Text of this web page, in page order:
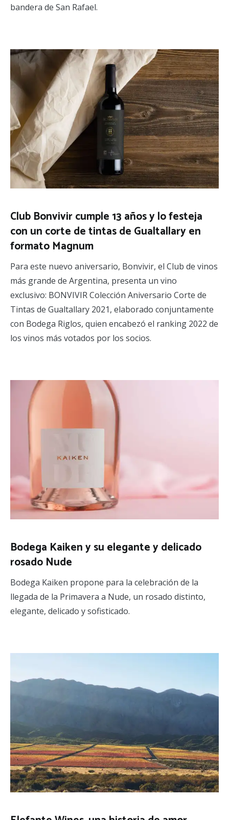
bandera de San Rafael.
Club Bonvivir cumple 13 años y lo festeja
con un corte de tintas de Gualtallary en
formato Magnum
Para este nuevo aniversario, Bonvivir, el Club de vinos
más grande de Argentina, presenta un vino
exclusivo: BONVIVIR Colección Aniversario Corte de
Tintas de Gualtallary 2021, elaborado conjuntamente
con Bodega Riglos, quien encabezó el ranking 2022 de
los vinos más votados por los socios.
Bodega Kaiken y su elegante y delicado
rosado Nude
Bodega Kaiken propone para la celebración de la
llegada de la Primavera a Nude, un rosado distinto,
elegante, delicado y sofisticado.